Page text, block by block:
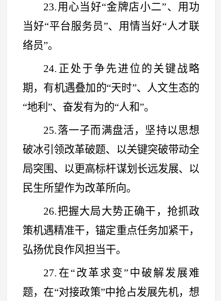
23.用心当好“金牌店小二”、用功
当好“平台服务员”、用情当好“人才联
络员”。
24.正处于争先进位的关键战略
期，有机遇叠加的“天时”、人文生态的
“地利 ”、奋发有为的“人和”。
25.落一子而满盘活，坚持以思想
破冰引领改革破题、以关键突破带动全
局突围、以更高标杆谋划长远发展、以
民生所望作为改革所向。
26.把握大局大势正确干，抢抓政
策机遇精准干，锚定重点任务加紧干，
弘扬优良作风担当干。
27.在 “改革求变”中破解发展难
题，在“对接政策”中抢占发展先机，想